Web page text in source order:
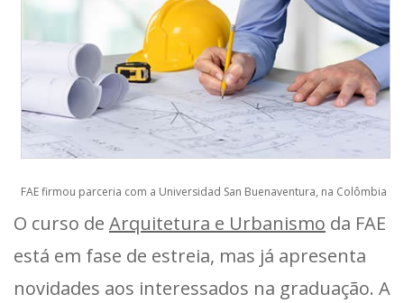
FAE firmou parceria com a Universidad San Buenaventura, na Colômbia
O curso de Arquitetura e Urbanismo da FAE
está em fase de estreia, mas já apresenta
novidades aos interessados na graduação. A